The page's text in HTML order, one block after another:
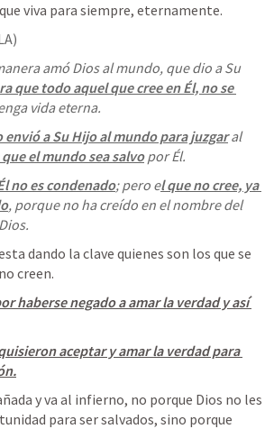
viva para siempre, eternamente.
amó Dios al mundo, que dio a Su
que todo aquel que cree en Él, no se
vida eterna.
envió a Su Hijo al mundo para juzgar al
el mundo sea salvo por Él.
no es condenado; pero el que no cree, ya
, porque no ha creído en el nombre del
dando la clave quienes son los que se
creen.
haberse negado a amar la verdad y así
aceptar y amar la verdad para
y va al infierno, no porque Dios no les
para ser salvados, sino porque